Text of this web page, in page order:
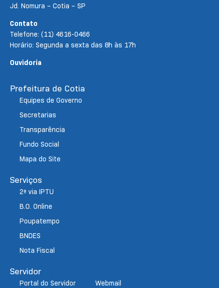
Jd. Nomura – Cotia – SP
Contato
Telefone: (11) 4616-0466
Horário: Segunda a sexta das 8h às 17h
Ouvidoria
Prefeitura de Cotia
Equipes de Governo
Secretarias
Transparência
Fundo Social
Mapa do Site
Serviços
2ª via IPTU
B.O. Online
Poupatempo
BNDES
Nota Fiscal
Servidor
Portal do Servidor Webmail